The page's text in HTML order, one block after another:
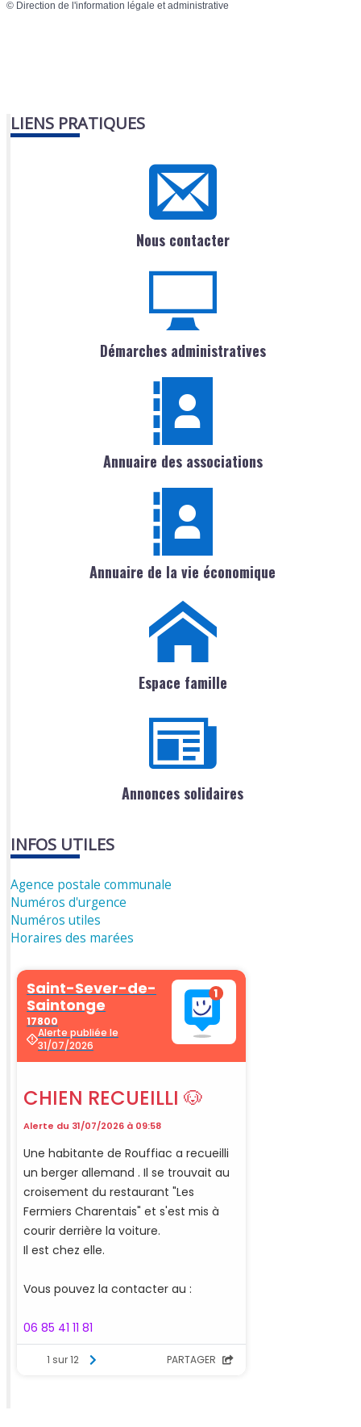
© Direction de l'information légale et administrative
LIENS PRATIQUES
Nous contacter
Démarches administratives
Annuaire des associations
Annuaire de la vie économique
Espace famille
Annonces solidaires
INFOS UTILES
Agence postale communale
Numéros d'urgence
Numéros utiles
Horaires des marées